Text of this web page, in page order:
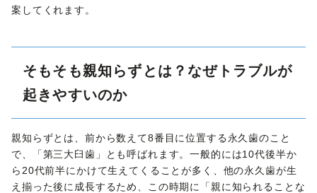
案してくれます。
そもそも親知らずとは？なぜトラブルが
起きやすいのか
親知らずとは、前から数えて8番目に位置する永久歯のこと
で、「第三大臼歯」とも呼ばれます。一般的には10代後半か
ら20代前半にかけて生えてくることが多く、他の永久歯が生
え揃った後に成長するため、この時期に「親に知られることな